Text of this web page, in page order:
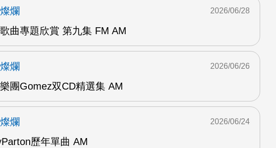
爛
曲專題欣賞 第九集 FM AM
2026/06/28
爛
團Gomez双CD精選集 AM
2026/06/26
爛
歷年單曲 AM
2026/06/24